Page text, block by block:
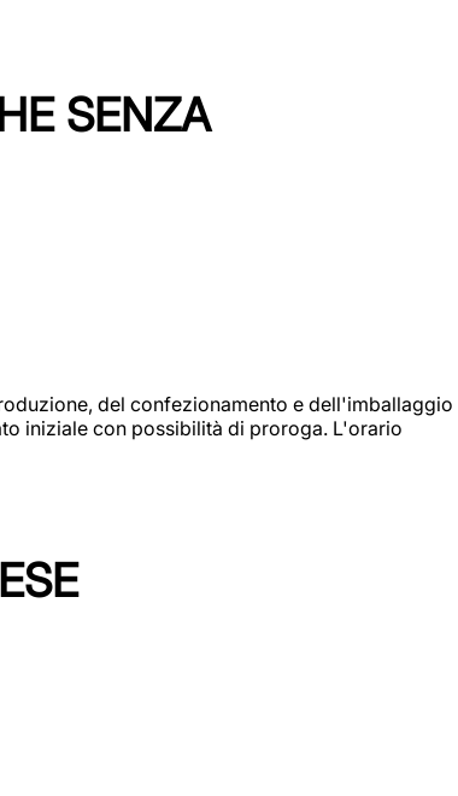
SENZA
del confezionamento e dell'imballaggio
iniziale con possibilità di proroga. L'orario